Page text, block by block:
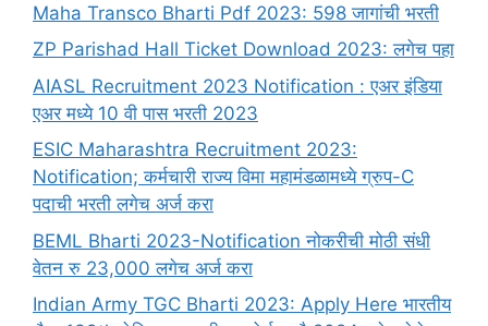
Maha Transco Bharti Pdf 2023: 598 जागांची भरती
ZP Parishad Hall Ticket Download 2023: लगेच पहा
AIASL Recruitment 2023 Notification : एअर इंडिया
एअर मध्ये 10 वी पास भरती 2023
ESIC Maharashtra Recruitment 2023:
Notification; कर्मचारी राज्य विमा महामंडळामध्ये ग्रुप-C
पदाची भरती लगेच अर्ज करा
BEML Bharti 2023-Notification नोकरीची मोठी संधी
वेतन रु 23,000 लगेच अर्ज करा
Indian Army TGC Bharti 2023: Apply Here भारतीय